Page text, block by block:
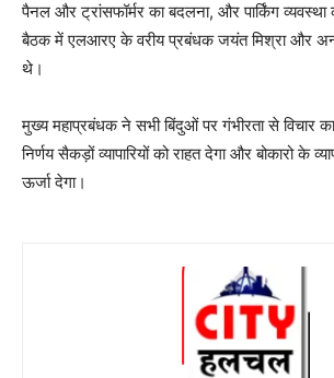
पैनल और ट्रांसफॉर्मर का बदलना, और पार्किंग व्यवस्था
बैठक में एलआरए के वरीय प्रबंधक जयंत मिश्रा और
थे।
मुख्य महाप्रबंधक ने सभी बिंदुओं पर गंभीरता से विचार
निर्णय सैकड़ों व्यापारियों को राहत देगा और बोकारो के
ऊर्जा देगा।